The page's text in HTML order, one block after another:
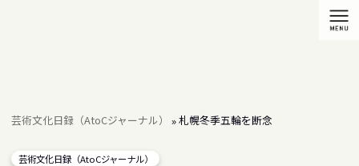
芸術文化日録（AtoCジャーナル） »札幌冬季五輪を断念
芸術文化日録（AtoCジャーナル）